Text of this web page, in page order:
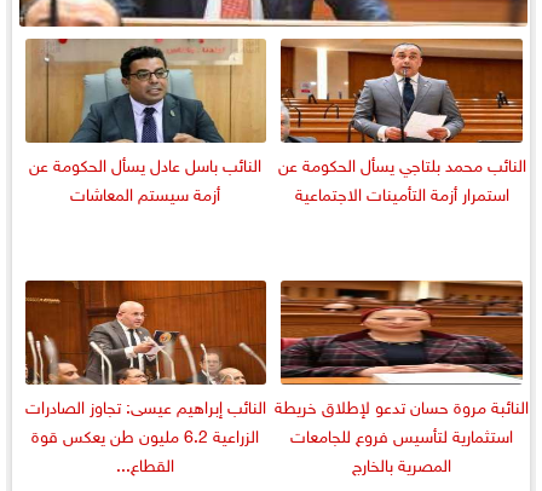
النائب محمد بلتاجي يسأل الحكومة عن
استمرار أزمة التأمينات الاجتماعية
النائب باسل عادل يسأل الحكومة عن
أزمة سيستم المعاشات
النائبة مروة حسان تدعو لإطلاق خريطة
استثمارية لتأسيس فروع للجامعات
المصرية بالخارج
النائب إبراهيم عيسى: تجاوز الصادرات
الزراعية 6.2 مليون طن يعكس قوة
القطاع...